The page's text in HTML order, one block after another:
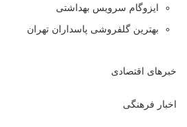
ایزوگام سرویس بهداشتی
بهترین گلفروشی پاسداران تهران
خبرهای اقتصادی
اخبار فرهنگی